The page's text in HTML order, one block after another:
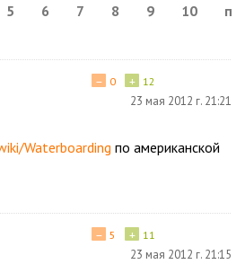
5 6 7 8 9 10
+ 12
− 0
23 мая 2012 г. 21:21
Waterboarding по американской
+ 11
− 5
23 мая 2012 г. 21:15